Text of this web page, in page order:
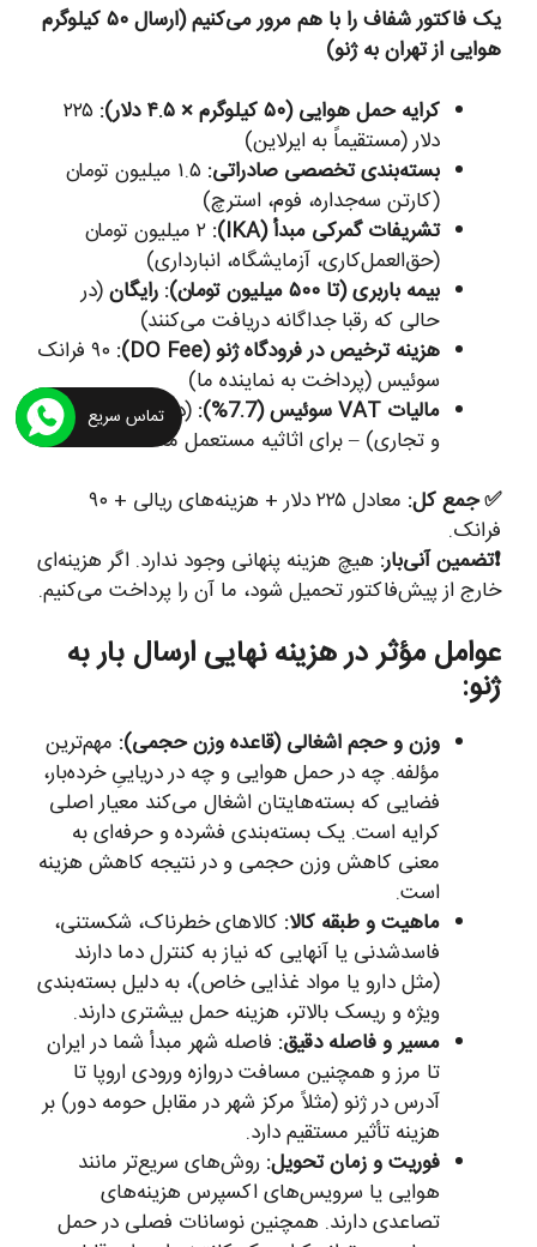
یک فاکتور شفاف را با هم مرور می‌کنیم (ارسال ۵۰ کیلوگرم
هوایی از تهران به ژنو)
کرایه حمل هوایی (۵۰ کیلوگرم × ۴.۵ دلار):
۲۲۵
دلار (مستقیماً به ایرلاین)
بسته‌بندی تخصصی صادراتی:
۱.۵ میلیون تومان
(کارتن سه‌جداره، فوم، استرچ)
تشریفات گمرکی مبدأ (IKA):
۲ میلیون تومان
(حق‌العمل‌کاری، آزمایشگاه، انبارداری)
بیمه باربری (تا ۵۰۰ میلیون تومان):
رایگان(در
حالی که رقبا جداگانه دریافت می‌کنند)
هزینه ترخیص در فرودگاه ژنو (DO Fee):
۹۰ فرانک
سوئیس (پرداخت به نماینده ما)
مالیات VAT سوئیس (7.7%):
(در صورت کالای نو
و تجاری) – برای اثاثیه مستعمل معاف.
✅ جمع کل:
معادل ۲۲۵ دلار + هزینه‌های ریالی + ۹۰
فرانک.
❗تضمین آنی‌بار: هیچ هزینه پنهانی وجود ندارد. اگر هزینه‌ای
خارج از پیش‌فاکتور تحمیل شود، ما آن را پرداخت می‌کنیم.
عوامل مؤثر در هزینه نهایی ارسال بار به
ژنو:
وزن و حجم اشغالی (قاعده وزن حجمی): مهم‌ترین
مؤلفه. چه در حمل هوایی و چه در دریاییِ خرده‌بار،
فضایی که بسته‌هایتان اشغال می‌کند معیار اصلی
کرایه است. یک بسته‌بندی فشرده و حرفه‌ای به
معنی کاهش وزن حجمی و در نتیجه کاهش هزینه
است.
ماهیت و طبقه کالا: کالاهای خطرناک، شکستنی،
فاسدشدنی یا آنهایی که نیاز به کنترل دما دارند
(مثل دارو یا مواد غذایی خاص)، به دلیل بسته‌بندی
ویژه و ریسک بالاتر، هزینه حمل بیشتری دارند.
مسیر و فاصله دقیق: فاصله شهر مبدأ شما در ایران
تا مرز و همچنین مسافت دروازه ورودی اروپا تا
آدرس در ژنو (مثلاً مرکز شهر در مقابل حومه دور) بر
هزینه تأثیر مستقیم دارد.
فوریت و زمان تحویل: روش‌های سریع‌تر مانند
هوایی یا سرویس‌های اکسپرس هزینه‌های
تصاعدی دارند. همچنین نوسانات فصلی در حمل
تماس سریع